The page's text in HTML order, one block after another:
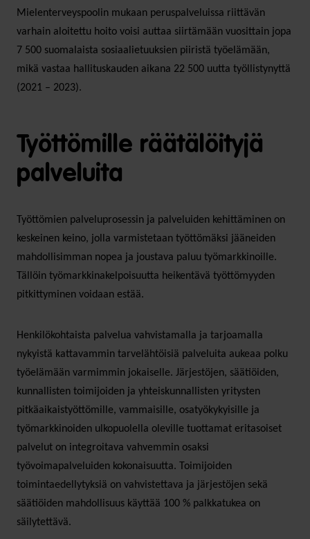
Mielenterveyspoolin mukaan peruspalveluissa riittävän
varhain aloitettu hoito voisi auttaa siirtämään vuosittain jopa
7 500 suomalaista sosiaalietuuksien piiristä työelämään,
mikä vastaa hallituskauden aikana 22 500 uutta työllistynyttä
(2021 – 2023).
Työttömille räätälöityjä
palveluita
Työttömien palveluprosessin ja palveluiden kehittäminen on
keskeinen keino, jolla varmistetaan työttömäksi jääneiden
mahdollisimman nopea ja joustava paluu työmarkkinoille.
Tällöin työmarkkinakelpoisuutta heikentävä työttömyyden
pitkittyminen voidaan estää.
Henkilökohtaista palvelua vahvistamalla ja tarjoamalla
nykyistä kattavammin tarvelähtöisiä palveluita aukeaa polku
työelämään varmimmin jokaiselle. Järjestöjen, säätiöiden,
kunnallisten toimijoiden ja yhteiskunnallisten yritysten
pitkäaikaistyöttömille, vammaisille, osatyökykyisille ja
työmarkkinoiden ulkopuolella oleville tuottamat eritasoiset
palvelut on integroitava vahvemmin osaksi
työvoimapalveluiden kokonaisuutta. Toimijoiden
toimintaedellytyksiä on vahvistettava ja järjestöjen sekä
säätiöiden mahdollisuus käyttää 100 % palkkatukea on
säilytettävä.